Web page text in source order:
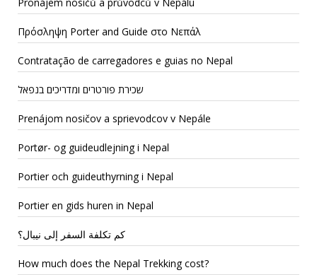
Πρόσληψη Porter and Guide στο Νεπάλ
Contratação de carregadores e guias no Nepal
שכירת פורטרים ומדריכים בנפאל
Prenájom nosičov a sprievodcov v Nepále
Portør- og guideudlejning i Nepal
Portier och guideuthyrning i Nepal
Portier en gids huren in Nepal
كم تكلفة السفر إلى نيبال؟
How much does the Nepal Trekking cost?